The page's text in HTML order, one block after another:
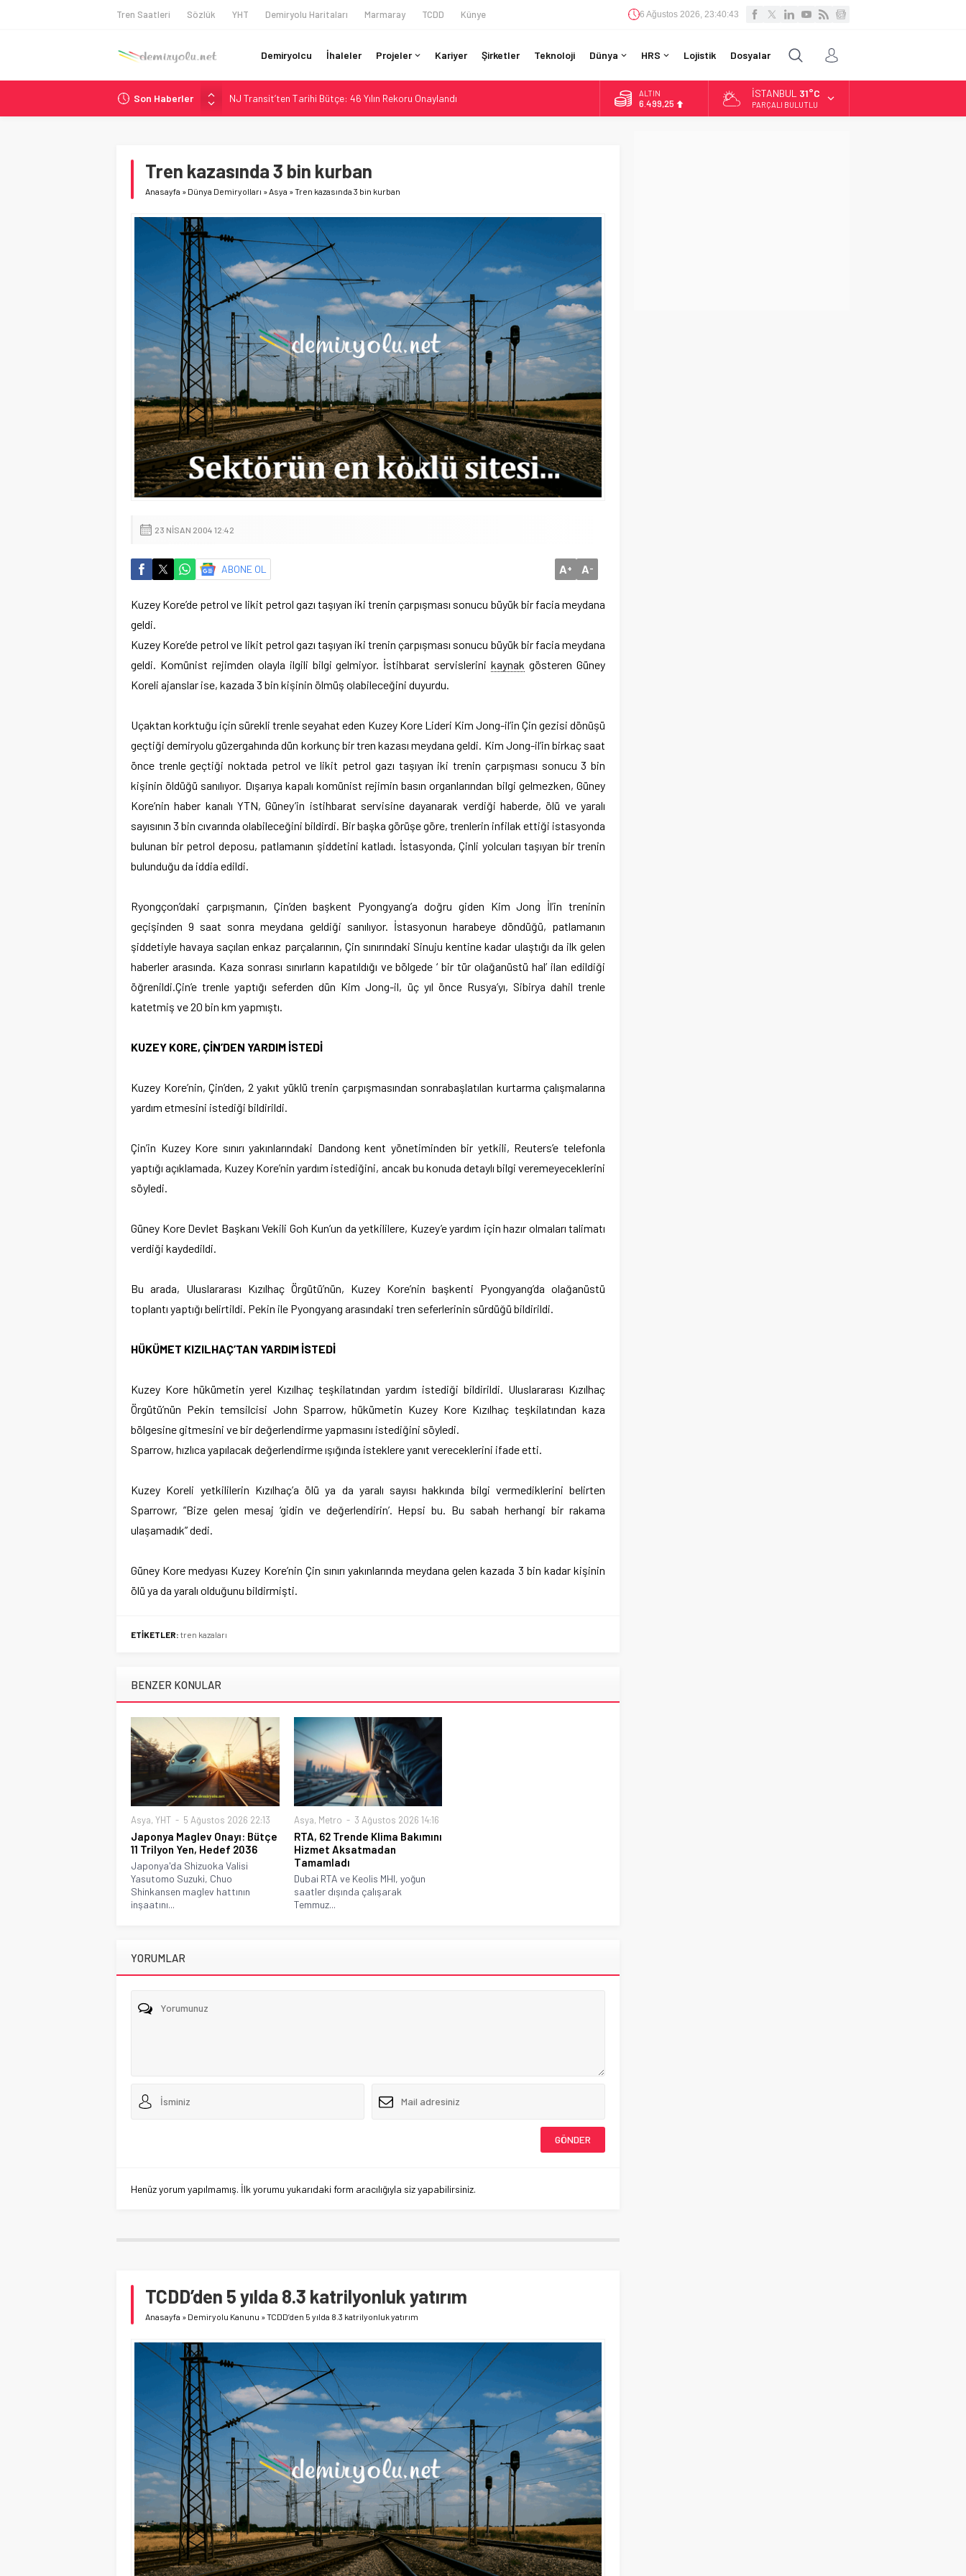
Tren Saatleri Sözlük YHT Demiryolu Haritaları Marmaray TCDD Künye 6 Ağustos 2026, 23:40:44
Demiryolcu İhaleler Projeler Kariyer Şirketler Teknoloji Dünya HRS Lojistik Dosyalar
Son Haberler
NJ Transit’ten Tarihi Bütçe: 46 Yılın Rekoru Onaylandı
Rocky Mountain, Güneş Enerjili Tesisten İlk Rayı Sevk Etti
Long Beach Limanı’na 58 Milyon Dolarlık Yeşil Yatırım Ödülü
ALTIN
6.499,25
İSTANBUL 31°C
PARÇALI BULUTLU
Tren kazasında 3 bin kurban
Anasayfa » Dünya Demiryolları »Asya »Tren kazasında 3 bin kurban
23 NISAN 2004 12:42
ABONE OL A+ A-
Kuzey Kore’de petrol ve likit petrol gazı taşıyan iki trenin çarpışması sonucu büyük bir facia meydana
geldi.
Kuzey Kore’de petrol ve likit petrol gazı taşıyan iki trenin çarpışması sonucu büyük bir facia meydana
geldi. Komünist rejimden olayla ilgili bilgi gelmiyor. İstihbarat servislerinikaynak gösteren Güney
Koreli ajanslar ise, kazada 3 bin kişinin ölmüş olabileceğini duyurdu.
Uçaktan korktuğu için sürekli trenle seyahat eden Kuzey Kore Lideri Kim Jong-il’in Çin gezisi dönüşü
geçtiği demiryolu güzergahında dün korkunç bir tren kazası meydana geldi. Kim Jong-il’in birkaç saat
önce trenle geçtiği noktada petrol ve likit petrol gazı taşıyan iki trenin çarpışması sonucu 3 bin
kişinin öldüğü sanılıyor. Dışarıya kapalı komünist rejimin basın organlarından bilgi gelmezken, Güney
Kore’nin haber kanalı YTN, Güney’in istihbarat servisine dayanarak verdiği haberde, ölü ve yaralı
sayısının 3 bin cıvarında olabileceğini bildirdi. Bir başka görüşe göre, trenlerin infilak ettiği istasyonda
bulunan bir petrol deposu, patlamanın şiddetini katladı. İstasyonda, Çinli yolcuları taşıyan bir trenin
bulunduğu da iddia edildi.
Ryongçon’daki çarpışmanın, Çin’den başkent Pyongyang’a doğru giden Kim Jong İl’in treninin
geçişinden 9 saat sonra meydana geldiği sanılıyor. İstasyonun harabeye döndüğü, patlamanın
şiddetiyle havaya saçılan enkaz parçalarının, Çin sınırındaki Sinuju kentine kadar ulaştığı da ilk gelen
haberler arasında. Kaza sonrası sınırların kapatıldığı ve bölgede ‘ bir tür olağanüstü hal’ ilan edildiği
öğrenildi.Çin’e trenle yaptığı seferden dün Kim Jong-il, üç yıl önce Rusya’yı, Sibirya dahil trenle
katetmiş ve 20 bin km yapmıştı.
KUZEY KORE, ÇİN’DEN YARDIM İSTEDİ
Kuzey Kore’nin, Çin’den, 2 yakıt yüklü trenin çarpışmasından sonrabaşlatılan kurtarma çalışmalarına
yardım etmesini istediği bildirildi.
Çin’in Kuzey Kore sınırı yakınlarındaki Dandong kent yönetiminden bir yetkili, Reuters’e telefonla
yaptığı açıklamada, Kuzey Kore’nin yardım istediğini, ancak bu konuda detaylı bilgi veremeyeceklerini
söyledi.
Güney Kore Devlet Başkanı Vekili Goh Kun’un da yetkililere, Kuzey’e yardım için hazır olmaları talimatı
verdiği kaydedildi.
Bu arada, Uluslararası Kızılhaç Örgütü’nün, Kuzey Kore’nin başkenti Pyongyang’da olağanüstü
toplantı yaptığı belirtildi. Pekin ile Pyongyang arasındaki tren seferlerinin sürdüğü bildirildi.
HÜKÜMET KIZILHAÇ’TAN YARDIM İSTEDİ
Kuzey Kore hükümetin yerel Kızılhaç teşkilatından yardım istediği bildirildi. Uluslararası Kızılhaç
Örgütü’nün Pekin temsilcisi John Sparrow, hükümetin Kuzey Kore Kızılhaç teşkilatından kaza
bölgesine gitmesini ve bir değerlendirme yapmasını istediğini söyledi.
Sparrow, hızlıca yapılacak değerlendirme ışığında isteklere yanıt vereceklerini ifade etti.
Kuzey Koreli yetkililerin Kızılhaç’a ölü ya da yaralı sayısı hakkında bilgi vermediklerini belirten
Sparrowr, ”Bize gelen mesaj ‘gidin ve değerlendirin’. Hepsi bu. Bu sabah herhangi bir rakama
ulaşamadık” dedi.
Güney Kore medyası Kuzey Kore’nin Çin sınırı yakınlarında meydana gelen kazada 3 bin kadar kişinin
ölü ya da yaralı olduğunu bildirmişti.
ETİKETLER: tren kazaları
BENZER KONULAR
Asya, YHT 5 Ağustos 2026 22:13
Japonya Maglev Onayı: Bütçe
11 Trilyon Yen, Hedef 2036
Japonya'da Shizuoka Valisi
Yasutomo Suzuki, Chuo
Shinkansen maglev hattının
inşaatını...
Asya, Metro 3 Ağustos 2026 14:16
RTA, 62 Trende Klima Bakımını
Hizmet Aksatmadan
Tamamladı
Dubai RTA ve Keolis MHI, yoğun
saatler dışında çalışarak
Temmuz...
YORUMLAR
Henüz yorum yapılmamış. İlk yorumu yukarıdaki form aracılığıyla siz yapabilirsiniz.
TCDD’den 5 yılda 8.3 katrilyonluk yatırım
Anasayfa » Demiryolu Kanunu »TCDD’den 5 yılda 8.3 katrilyonluk yatırım